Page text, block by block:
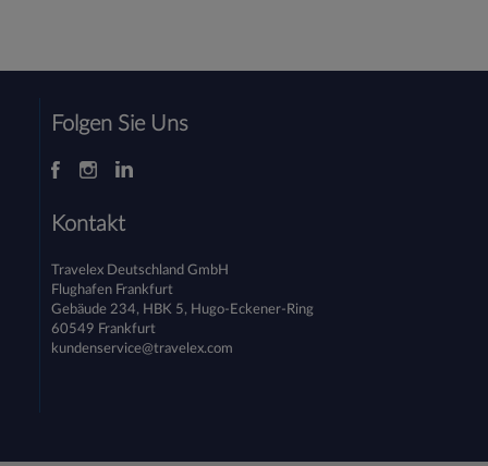
Folgen Sie Uns
Kontakt
Travelex Deutschland GmbH
Flughafen Frankfurt
Gebäude 234, HBK 5, Hugo-Eckener-Ring
60549 Frankfurt
kundenservice@travelex.com